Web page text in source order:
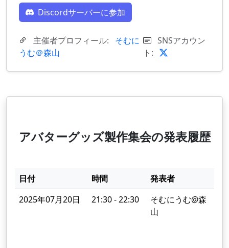
Discordサーバーに参加
主催者プロフィール:
そむに
うむ＠森山
SNSアカウン
ト:
アバターグッズ製作集会の発表履歴
日付 時間 発表者
2025年07月20日
21:30 - 22:30
そむにうむ@森
山